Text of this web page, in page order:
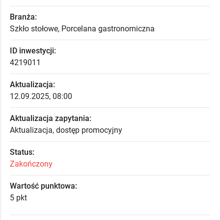
Branża:
Szkło stołowe, Porcelana gastronomiczna
ID inwestycji:
4219011
Aktualizacja:
12.09.2025, 08:00
Aktualizacja zapytania:
Aktualizacja, dostęp promocyjny
Status:
Zakończony
Wartość punktowa:
5 pkt